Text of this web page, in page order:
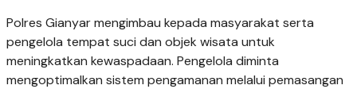
Polres Gianyar mengimbau kepada masyarakat serta
pengelola tempat suci dan objek wisata untuk
meningkatkan kewaspadaan. Pengelola diminta
mengoptimalkan sistem pengamanan melalui pemasangan